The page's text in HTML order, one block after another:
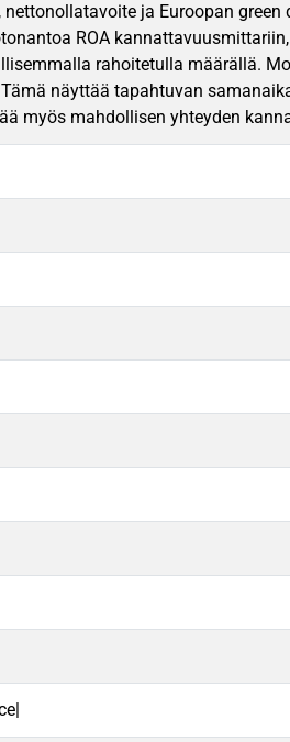
ja Euroopan
ROA
rahoitetulla määrällä.
näyttää tapahtuvan
myös mahdollisen yhteyden